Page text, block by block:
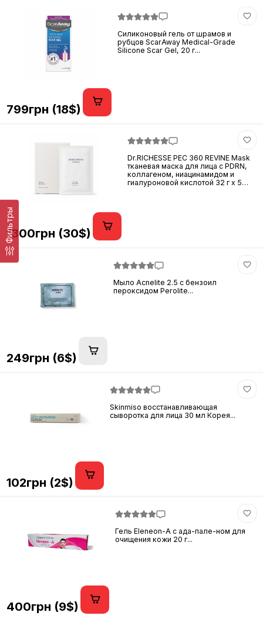
Фильтры
Силиконовый гель от шрамов и
рубцов ScarAway Medical-Grade
Silicone Scar Gel, 20 г...
799грн (18$)
Dr.RICHESSE PEC 360 REVINE Mask
тканевая маска для лица с PDRN,
коллагеном, ниацинамидом и
гиалуроновой кислотой 32 г x 5
1300грн (30$)
Мыло Acnelite 2.5 с бензоил
пероксидом Perolite...
249грн (6$)
Skinmiso восстанавливающая
сыворотка для лица 30 мл Корея...
102грн (2$)
Гель Eleneon-A с ада-пале-ном для
очищения кожи 20 г...
400грн (9$)